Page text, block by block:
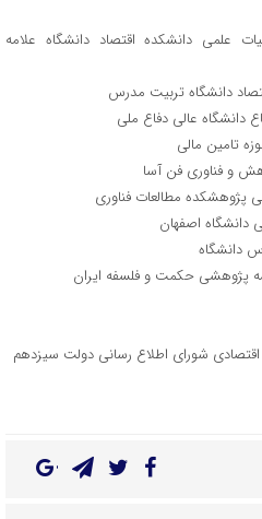
دانشکده اقتصاد دانشگاه علامه
دانشگاه تربیت مدرس
دانشگاه عالی دفاع ملی
تامین مالی
و فناوری فن آسا
پژوهشکده مطالعات فناوری
دانشگاه اصفهان
دانشگاه
پژوهشی حکمت و فلسفه ایران
شورای اطلاع رسانی دولت سیزدهم